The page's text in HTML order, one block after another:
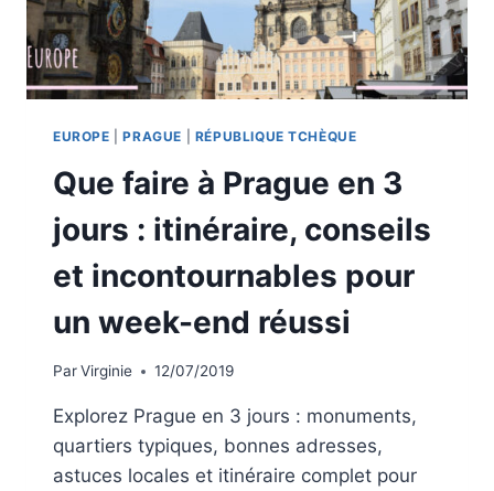
EUROPE |PRAGUE RÉPUBLIQUE TCHÈQUE
Que faire à Prague en 3
jours : itinéraire, conseils
et incontournables pour
un week-end réussi
ParVirginie 12/07/2019
Explorez Prague en 3 jours : monuments,
quartiers typiques, bonnes adresses,
astuces locales et itinéraire complet pour